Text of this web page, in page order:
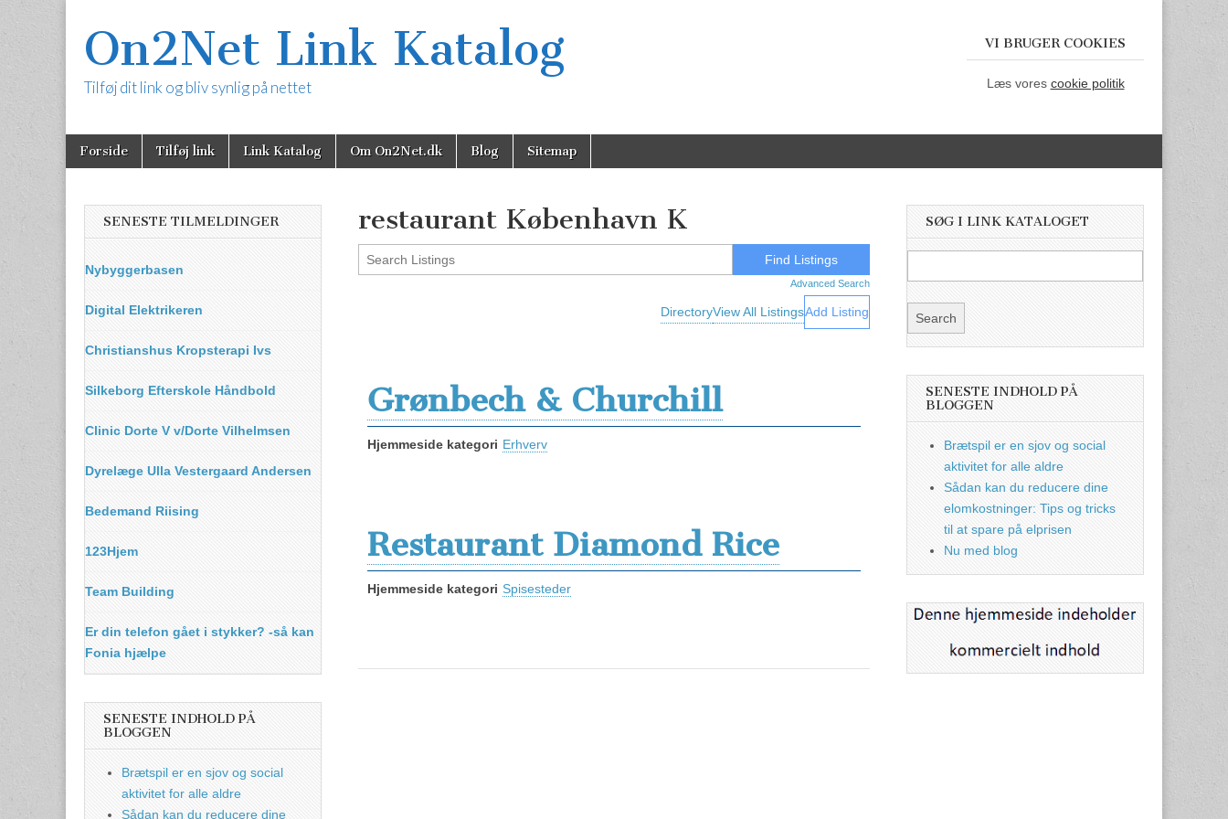
On2Net Link Katalog
Tilføj dit link og bliv synlig på nettet
VI BRUGER COOKIES
Læs vores cookie politik
Main
menu
Skip
Forside Tilføj link Link Katalog Om On2Net.dk Blog Sitemap
restaurant København K
Advanced Search
DirectoryView All ListingsAdd Listing
Grønbech & Churchill
Hjemmeside kategori Erhverv
Restaurant Diamond Rice
Hjemmeside kategori Spisesteder
SENESTE TILMELDINGER
Nybyggerbasen
Digital Elektrikeren
Christianshus Kropsterapi Ivs
Silkeborg Efterskole Håndbold
Clinic Dorte V v/Dorte Vilhelmsen
Dyrelæge Ulla Vestergaard Andersen
Bedemand Riising
123Hjem
Team Building
Er din telefon gået i stykker? -så kan
Fonia hjælpe
SENESTE INDHOLD PÅ
BLOGGEN
Brætspil er en sjov og social
aktivitet for alle aldre
Sådan kan du reducere dine
SØG I LINK KATALOGET
SENESTE INDHOLD PÅ
BLOGGEN
Brætspil er en sjov og social
aktivitet for alle aldre
Sådan kan du reducere dine
elomkostninger: Tips og tricks
til at spare på elprisen
Nu med blog